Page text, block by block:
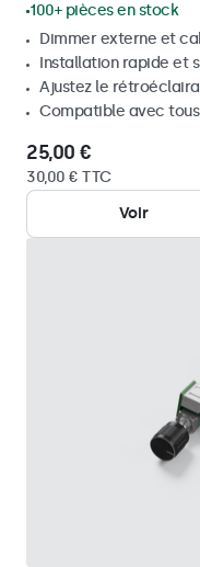
100+ pièces en stock
Dimmer externe et
Installation rapide et
Ajustez le
Compatible avec
25,00 €
30,00 € TTC
Voir